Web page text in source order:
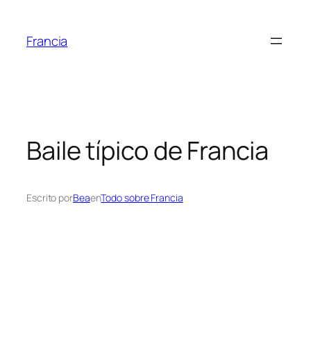
contenido
Francia
Baile típico de Francia
Escrito porBeaenTodo sobre Francia